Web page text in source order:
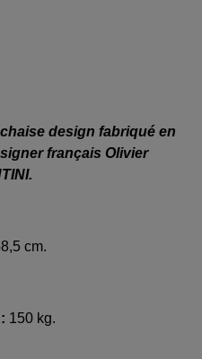
design fabriqué en
français Olivier
cm.
150 kg.